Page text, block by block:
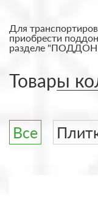
Для
приобрести
разделе
Товары
Все